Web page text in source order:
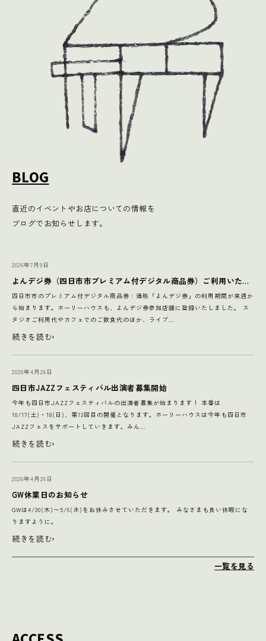
BLOG
直近のイベントやお店についての情報を
ブログでお知らせします。
2026年7月9日
よんデジ券（四日市市プレミアム付デジタル商品券）ご利用いただけます
四日市市のプレミアム付デジタル商品券：通称「よんデジ券」の利用期間が来週か
ら始まります。ホーリーハウスも、よんデジ券参加店舗に登録いたしました。 ス
タジオご利用代やカフェでのご飲食代のほか、ライブ...
続きを読む
2026年4月26日
四日市JAZZフェスティバル出演者募集開始
今年も四日市JAZZフェスティバルの出演者募集が始まります！ 本番は
10/17(土)・18(日)、第13回目の開催となります。ホーリーハウスは今年も四日市
JAZZフェスをサポートしていきます。みん...
続きを読む
2026年4月26日
GW休業日のお知らせ
GWは4/30(木)〜5/6(水)をお休みさせていただきます。 みなさまも良い休暇にな
りますように。
続きを読む
一覧を見る